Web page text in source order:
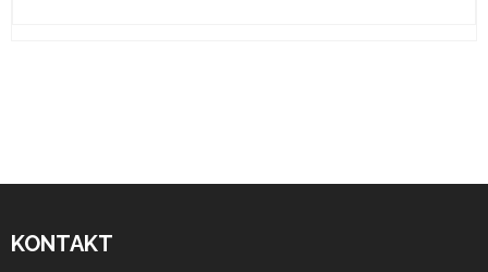
KONTAKT